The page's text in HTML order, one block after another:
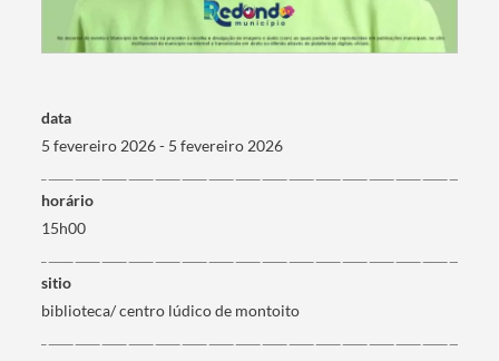
Categorias gerais
Filtros
data
5 fevereiro 2026 - 5 fevereiro 2026
horário
15h00
sitio
biblioteca/ centro lúdico de montoito